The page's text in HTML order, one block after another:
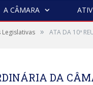
A CÂMARA
» ATA DA 10ª
DA